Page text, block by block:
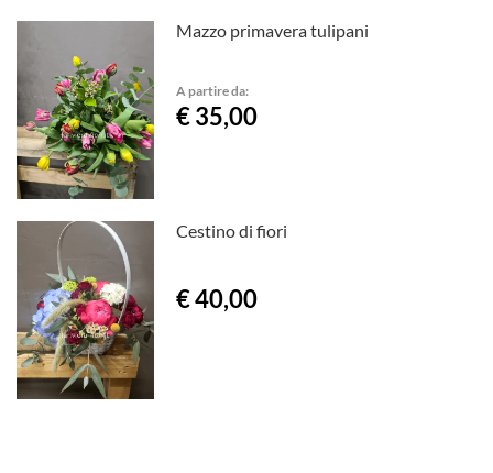
Mazzo primavera tulipani
A partire da:
€ 35,00
Cestino di fiori
€ 40,00